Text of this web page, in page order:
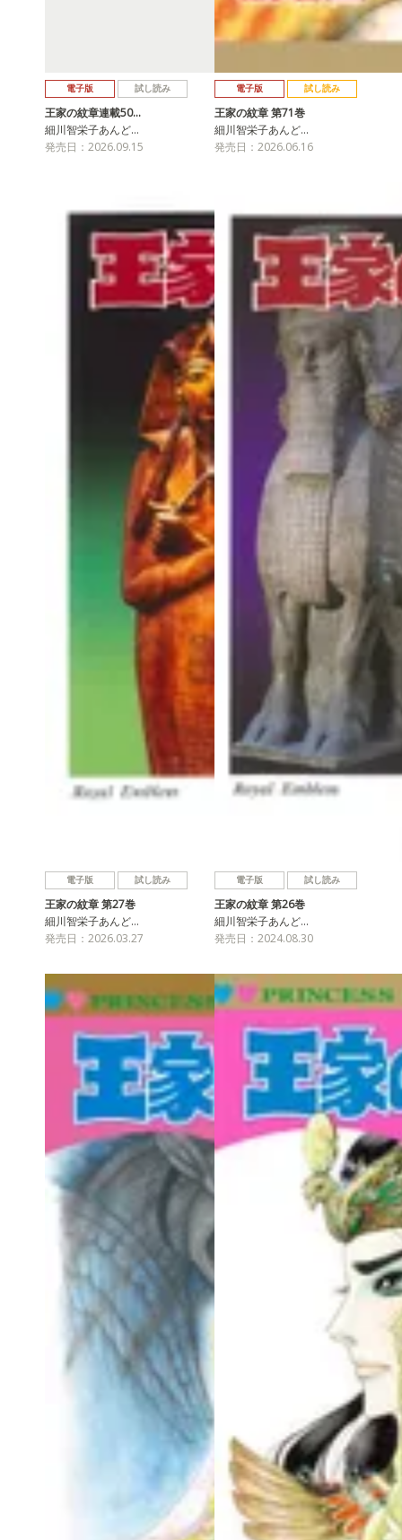
電子版 試し読み
王家の紋章連載50…
細川智栄子あんど…
発売日：2026.09.15
電子版 試し読み
王家の紋章 第71巻
細川智栄子あんど…
発売日：2026.06.16
電子版 試し読み
王家の紋章 第27巻
細川智栄子あんど…
発売日：2026.03.27
電子版 試し読み
王家の紋章 第26巻
細川智栄子あんど…
発売日：2024.08.30